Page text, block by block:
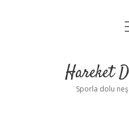
Hareket
Sporla dolu